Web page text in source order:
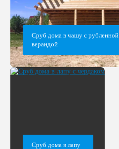
Сруб дома в чашу с рубленной
верандой
Сруб дома в лапу